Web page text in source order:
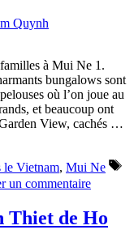
Quynh
à Mui Ne 1.
bungalows sont
où l’on joue au
et beaucoup ont
View, cachés …
le Vietnam, Mui Ne
un commentaire
Thiet de Ho